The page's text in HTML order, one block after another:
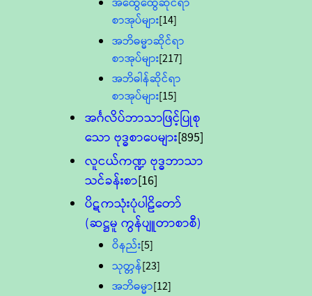
စာအုပ်များ[14]
အဘိဓမ္မာဆိုင်ရာ
စာအုပ်များ[217]
အဘိဓါန်ဆိုင်ရာ
စာအုပ်များ[15]
အင်္ဂလိပ်ဘာသာဖြင့်ပြုစု
သော ဗုဒ္ဓစာပေများ[895]
လူငယ်ကဏ္ဍ ဗုဒ္ဓဘာသာ
သင်ခန်းစာ[16]
ပိဋကသုံးပုံပါဠိတော်
(ဆဋ္ဌမူ ကွန်ပျူတာစာစီ)
ဝိနည်း[5]
သုတ္တန်[23]
အဘိဓမ္မာ[12]